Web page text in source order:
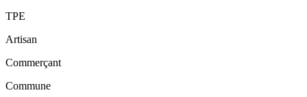
TPE
Artisan
Commerçant
Commune